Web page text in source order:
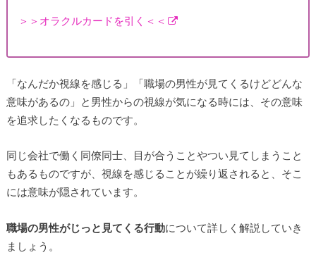
＞＞オラクルカードを引く＜＜
「なんだか視線を感じる」「職場の男性が見てくるけどどんな
意味があるの」と男性からの視線が気になる時には、その意味
を追求したくなるものです。
同じ会社で働く同僚同士、目が合うことやつい見てしまうこと
もあるものですが、視線を感じることが繰り返されると、そこ
には意味が隠されています。
職場の男性がじっと見てくる行動について詳しく解説していき
ましょう。